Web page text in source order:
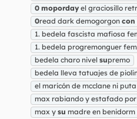
0 moporday el graciosillo
0read dark demogorgon con
1. bedela fascista mafiosa
1. bedela progremonguer
bedela charo nivel supremo
bedela lleva tatuajes de
el maricón de mcclane ni
max rabiando y estafado
max y su madre en